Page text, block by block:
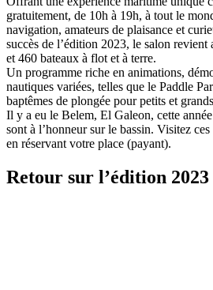
gratuitement, de 10h à 19h, à tout le
navigation, amateurs de plaisance et
succès de l’édition 2023, le salon revient
et 460 bateaux à flot et à terre.
Un programme riche en animations,
nautiques variées, telles que le Paddle
baptêmes de plongée pour petits et
Il y a eu le Belem, El Galeon, cette
sont à l’honneur sur le bassin. Visitez
en réservant votre place (payant).
Retour sur l’édition 2023